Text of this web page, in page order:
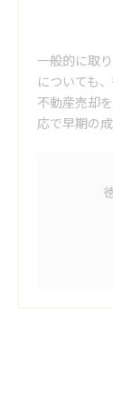
一般的に取
についても
不動産売却
応で早期の